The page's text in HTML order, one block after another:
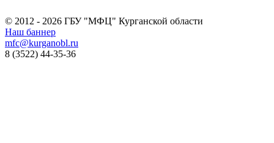
© 2012 - 2026 ГБУ "МФЦ" Курганской области
Наш баннер
mfc@kurganobl.ru
8 (3522) 44-35-36